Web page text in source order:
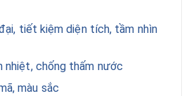
tiết kiệm diện tích, tầm nhìn
nhiệt, chống thấm nước
màu sắc